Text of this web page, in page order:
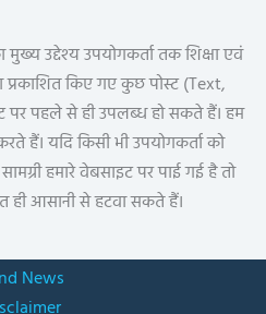
उद्देश्य उपयोगकर्ता तक शिक्षा एवं
प्रकाशित किए गए कुछ पोस्ट (Text,
पहले से ही उपलब्ध हो सकते हैं। हम
हैं। यदि किसी भी उपयोगकर्ता को
हमारे वेबसाइट पर पाई गई है तो
आसानी से हटवा सकते हैं।
News